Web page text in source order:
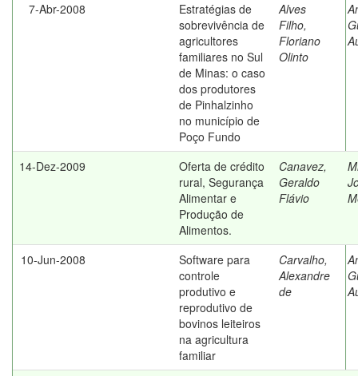
7-Abr-2008
Estratégias de
sobrevivência de
agricultores
familiares no Sul
de Minas: o caso
dos produtores
de Pinhalzinho
no município de
Poço Fundo
Alves
Filho,
Floriano
Olinto
14-Dez-2009
Oferta de crédito
rural, Segurança
Alimentar e
Produção de
Alimentos.
Canavez,
Geraldo
Flávio
10-Jun-2008
Software para
controle
produtivo e
reprodutivo de
bovinos leiteiros
na agricultura
familiar
Carvalho,
Alexandre
de